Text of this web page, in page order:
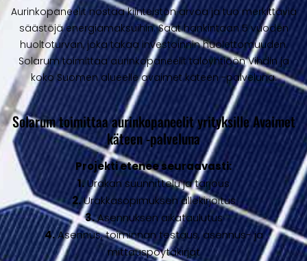
Aurinkopaneelit nostaa kiinteistön arvoa ja tuo merkittäviä
säästöjä energiamaksuihin. Saat hankintaan 5 vuoden
huoltoturvan, joka takaa investoinnin huolettomuuden.
Solarum toimittaa aurinkopaneelit taloyhtiöön Vihdin ja
koko Suomen alueelle avaimet käteen -palveluna.
Solarum toimittaa aurinkopaneelit yrityksille Avaimet
käteen -palveluna
Projekti etenee seuraavasti:
1.Urakan suunnittelu ja tarjous
2.Urakkasopimuksen allekirjoitus
3.Asennuksen aikataulutus
4.Asennus, toiminnan testaus, asennus- ja
mittauspöytäkirjat